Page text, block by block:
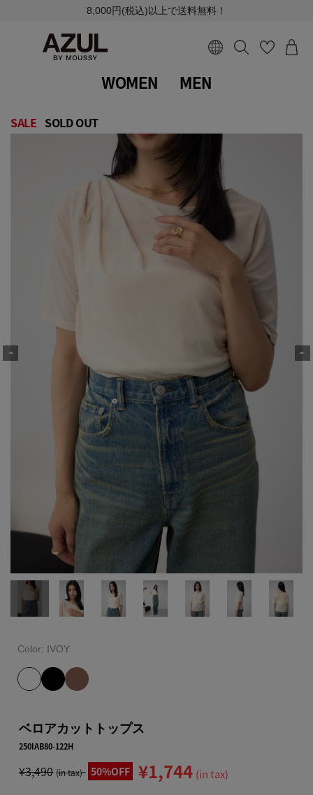
8,000円(税込)以上で送料無料！
WOMEN MEN
SALE SOLD OUT
Color: IVOY
ベロアカットトップス
250IAB80-122H
¥3,490 (in tax) 50%OFF ¥1,744 (in tax)